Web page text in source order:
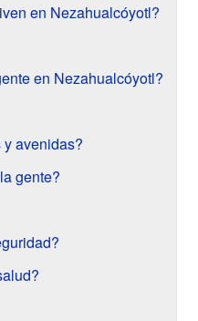
en Nezahualcóyotl?
en Nezahualcóyotl?
avenidas?
gente?